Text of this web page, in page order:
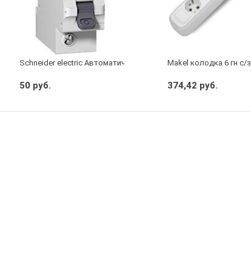
Schneider electric Автоматический выключатель 1/40А
50 руб.
Makel колодка 6 гн с/з
374,42 руб.